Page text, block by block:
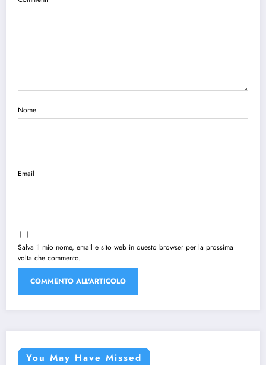
Nome
Email
Salva il mio nome, email e sito web in questo browser per la prossima
volta che commento.
You May Have Missed